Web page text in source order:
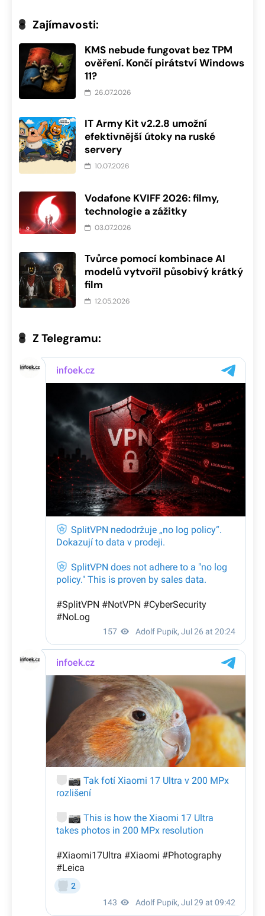
Zajímavosti:
KMS nebude fungovat bez TPM
ověření. Končí pirátství Windows
11?
26.07.2026
IT Army Kit v2.2.8 umožní
efektivnější útoky na ruské
servery
10.07.2026
Vodafone KVIFF 2026: filmy,
technologie a zážitky
03.07.2026
Tvůrce pomocí kombinace AI
modelů vytvořil působivý krátký
film
12.05.2026
Z Telegramu: